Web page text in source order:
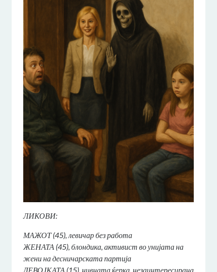
ЛИКОВИ:
МАЖОТ (45), левичар без работа
ЖЕНАТА (45), блондика, активист во унијата на
жени на десничарската партија
ДЕВОЈКАТА (15), нивната ќерка, незаинтересирана